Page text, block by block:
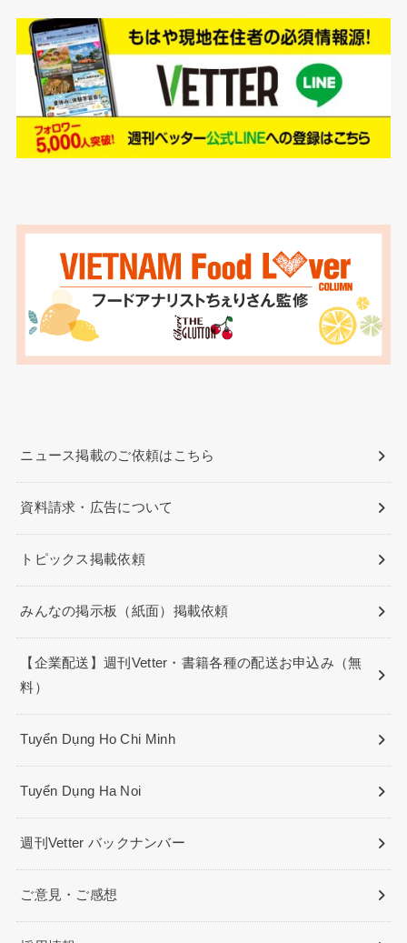
ニュース掲載のご依頼はこちら
資料請求・広告について
トピックス掲載依頼
みんなの掲示板（紙面）掲載依頼
【企業配送】週刊Vetter・書籍各種の配送お申込み（無
料）
Tuyển Dụng Ho Chi Minh
Tuyển Dụng Ha Noi
週刊Vetter バックナンバー
ご意見・ご感想